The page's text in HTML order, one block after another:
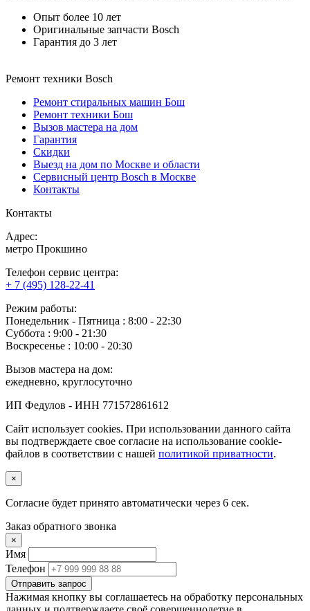
Опыт более 10 лет
Оригинальные запчасти Bosch
Гарантия до 3 лет
Ремонт техники Bosch
Ремонт стиральных машин Бош
Ремонт техники Бош
Вызов мастера на дом
Гарантия
Скидки
Выезд на дом по Москве и области
Сервисный центр Bosch в Москве
Контакты
Контакты
Адрес:
метро Прокшино
Телефон сервис центра:
+ 7 (495) 128-22-41
Режим работы:
Понедельник ‐ Пятница : 8:00 - 22:30
Суббота : 9:00 - 21:30
Воскресенье : 10:00 - 20:30
Вызов мастера на дом:
ежедневно, круглосуточно
ИП Федулов - ИНН 771572861612
Сайт использует cookies. При использовании данного сайта
вы подтверждаете свое согласие на использование cookie-
файлов в соответствии с нашей политикой приватности.
×
Согласие будет принято автоматически через 5 сек.
Заказ обратного звонка
×
Имя
Телефон
Отправить запрос
Нажимая кнопку вы соглашаетесь на обработку персональных